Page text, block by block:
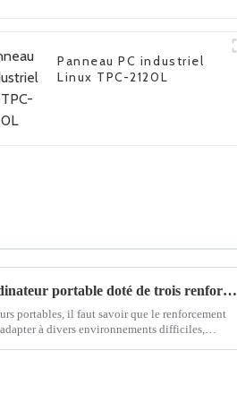
Panneau PC industriel
Linux TPC-2120L
Quelle est la particularité d'un ordinateur portable doté de trois renforts de défense
portables, il faut savoir que le renforcement
à divers environnements difficiles,